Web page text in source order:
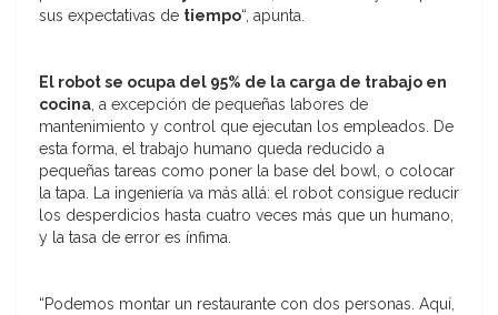
sus expectativas de tiempo“, apunta.
El robot se ocupa del 95% de la carga de trabajo en
cocina , a excepción de pequeñas labores de
mantenimiento y control que ejecutan los empleados. De
esta forma, el trabajo humano queda reducido a
pequeñas tareas como poner la base del bowl, o colocar
la tapa. La ingeniería va más allá: el robot consigue reducir
los desperdicios hasta cuatro veces más que un humano,
y la tasa de error es ínfima.
“Podemos montar un restaurante con dos personas. Aquí,